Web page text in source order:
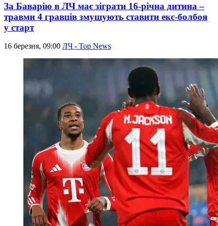
За Баварію в ЛЧ має зіграти 16-річна дитина –
травми 4 гравців змушують ставити екс-болбоя
у старт
16 березня, 09:00 ЛЧ - Top News